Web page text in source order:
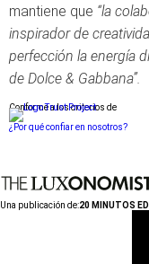
mantiene que “la
inspirador de
perfección la energía
de Dolce & Gabbana”.
Conforme a los criterios de
¿Por qué confiar en nosotros?
Una publicación de:20 MINUTOS